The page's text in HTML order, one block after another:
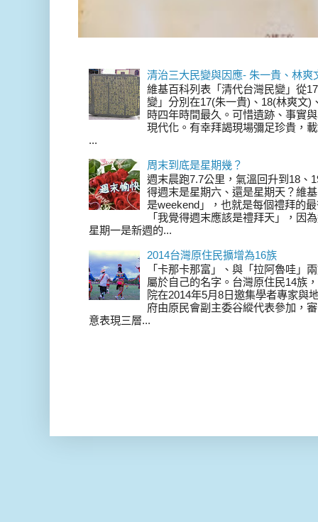
清治三大民變與因應- 朱一貴、林爽
維基百科列表「清代台灣民變」從
變」分別在17(朱一貴)、18(林爽文)
時四年時間最久。可惜遺跡、事實
現代化。有幸拜謁現場彌足珍貴，
...
周末到底是星期幾？
週末晨跑7.7公里，氣溫回升到18、
得週末是星期六、還是星期天？維
是weekend」，也就是每個禮拜的
「我覺得週末應該是禮拜天」，因
星期一是新週的...
2014台灣原住民擴增為16族
「卡那卡那富」、與「拉阿魯哇」
屬於自己的名字。台灣原住民14族
院在2014年5月8日邀集學者專家與
府由原民會副主委谷縱代表參加，
意表現三層...